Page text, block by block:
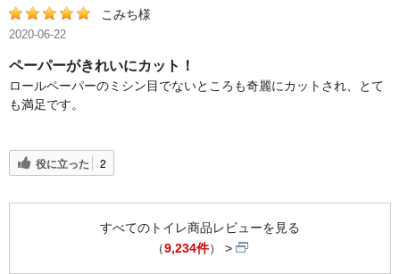
こみち様
2020-06-22
ペーパーがきれいにカット！
ロールペーパーのミシン目でないところも奇麗にカットされ、とて
も満足です。
役に立った 2
すべてのトイレ商品レビューを見る
（9,234件）